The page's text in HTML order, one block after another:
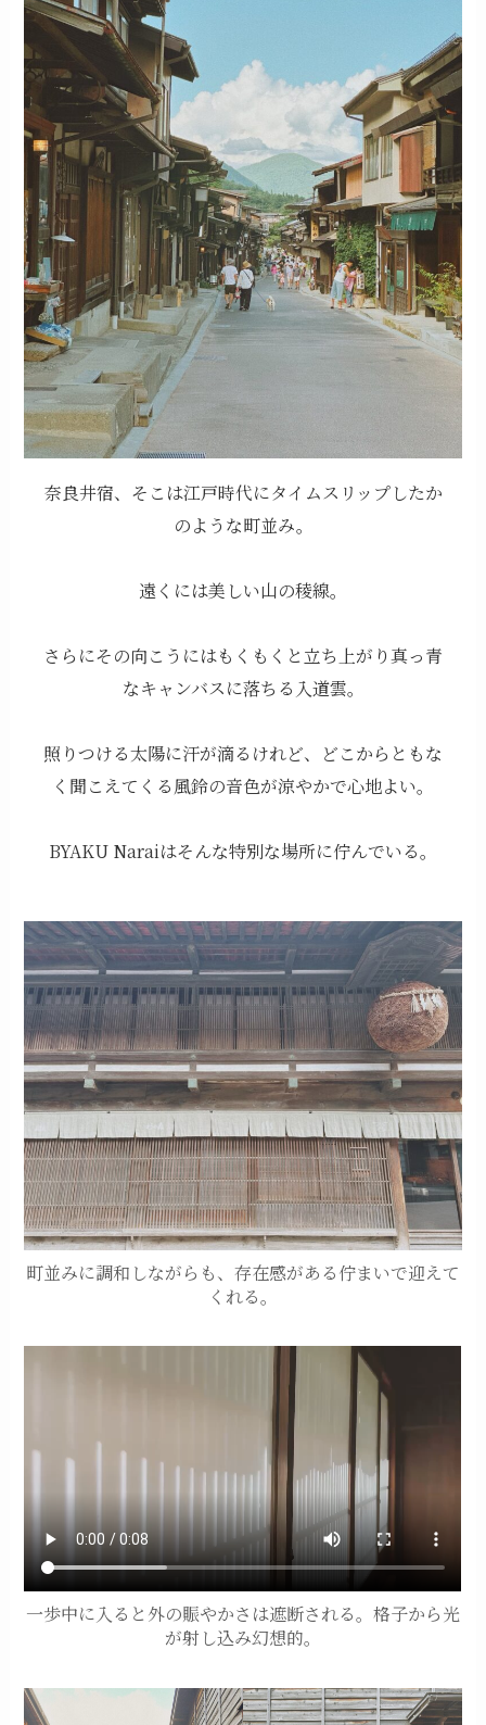
奈良井宿、そこは江戸時代にタイムスリップしたか
のような町並み。
遠くには美しい山の稜線。
さらにその向こうにはもくもくと立ち上がり真っ青
なキャンバスに落ちる入道雲。
照りつける太陽に汗が滴るけれど、どこからともな
く聞こえてくる風鈴の音色が涼やかで心地よい。
BYAKU Naraiはそんな特別な場所に佇んでいる。
町並みに調和しながらも、存在感がある佇まいで迎えて
くれる。
一歩中に入ると外の賑やかさは遮断される。格子から光
が射し込み幻想的。